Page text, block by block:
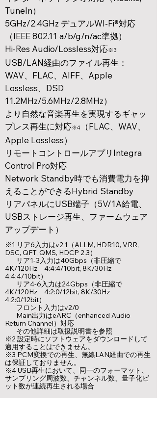
TuneIn）
5GHz/2.4GHz デュアルWI-Fi®対応
（IEEE 802.11 a/b/g/n/ac準拠）
Hi-Res Audio/Lossless対応※3
USB/LAN経由のファイル再生：
WAV、FLAC、AIFF、Apple
Lossless、DSD
11.2MHz/5.6MHz/2.8MHz）
より自然な音楽再生を実現するギャッ
プレス再生に対応※4
（FLAC、WAV、
Apple Lossless）
リモートコントロールアプリIntegra
Control Pro対応
Network Standby時でも消費電力を抑
えることができるHybrid Standby
​リアパネルにUSB端子（5V/1A給電、
USBストレージ再生、ファームウェア
アップデート）
※1 リア6入力はv2.1（ALLM, HDR10, VRR,
DSC, QFT, QMS, HDCP 2.3）
リア1-3入力は40Gbps（非圧縮で
4K/120Hz 4:4:4/10bit, 8K/30Hz
4:4:4/10bit）
リア4-6入力は24Gbps（非圧縮で
4K/120Hz 4:2:0/12bit, 8K/30Hz
4:2:0/12bit）
フロント入力はv2/0
Main出力はeARC（enhanced Audio
Return Channel）対応
その他詳細は取扱説明書を参照
※2 設定時にソフトウェアをダウンロードして
適用することはできません。
※3 PCM変換での再生、無線LAN経由での再生
は保証しておりません。
※4 USB再生において、同一のフォーマット、
サンプリング周波数、チャンネル数、量子化ビ
ット数が連続再生される場合